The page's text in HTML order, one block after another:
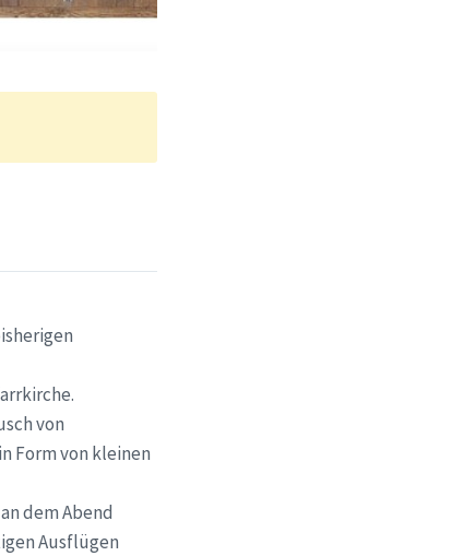
von
Form von kleinen
dem Abend
Ausflügen